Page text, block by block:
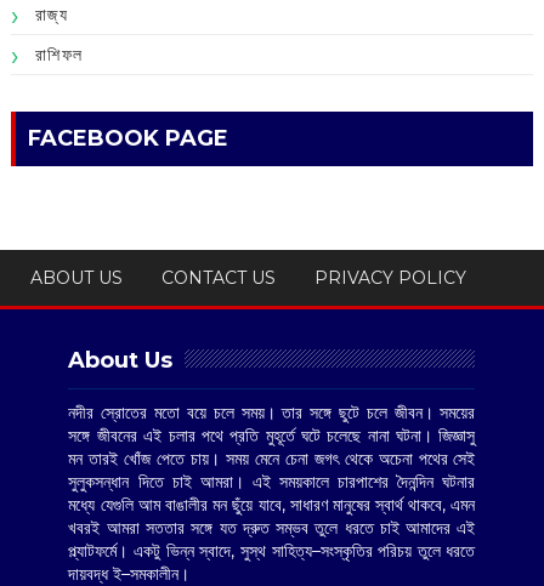
রাজ্য
রাশিফল
FACEBOOK PAGE
ABOUT US CONTACT US PRIVACY POLICY
About Us
নদীর স্রোতের মতো বয়ে চলে সময়। তার সঙ্গে ছুটে চলে জীবন। সময়ের
সঙ্গে জীবনের এই চলার পথে প্রতি মুহূর্তে ঘটে চলেছে নানা ঘটনা। জিজ্ঞাসু
মন তারই খোঁজ পেতে চায়। সময় মেনে চেনা জগৎ থেকে অচেনা পথের সেই
সুলুকসন্ধান দিতে চাই আমরা। এই সময়কালে চারপাশের দৈনন্দিন ঘটনার
মধ্যে যেগুলি আম বাঙালীর মন ছুঁয়ে যাবে, সাধারণ মানুষের স্বার্থ থাকবে, এমন
খবরই আমরা সততার সঙ্গে যত দ্রুত সম্ভব তুলে ধরতে চাই আমাদের এই
প্ল্যাটফর্মে। একটু ভিন্ন স্বাদে, সুস্থ সাহিত্য–সংস্কৃতির পরিচয় তুলে ধরতে
দায়বদ্ধ ই–সমকালীন।